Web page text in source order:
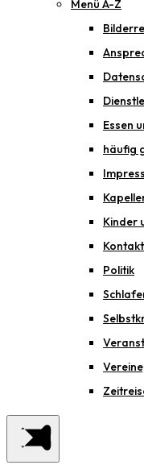
Menü A-Z
Essen
häufig
Kinder
Kontakt
Politik